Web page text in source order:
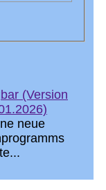
(Version
neue